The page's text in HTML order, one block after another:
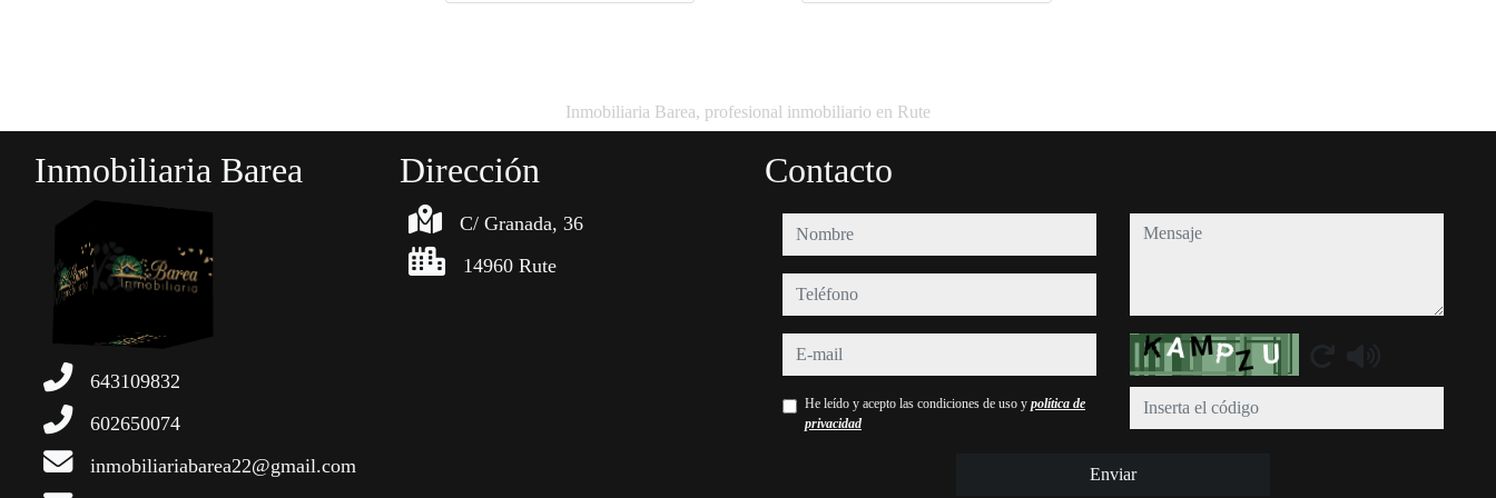
Inmobiliaria Barea, profesional inmobiliario en Rute
Inmobiliaria Barea
643109832
602650074
inmobiliariabarea22@gmail.com
Dirección
C/ Granada, 36
14960 Rute
Contacto
nombre
teléfono
e-mail
He leído y acepto las condiciones de uso y política de
privacidad
mensaje
Captcha
Enviar